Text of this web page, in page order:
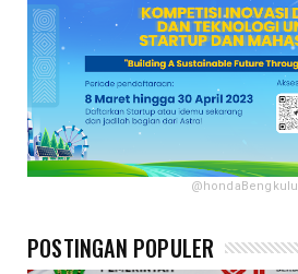
@hondaBengkulu
POSTINGAN POPULER